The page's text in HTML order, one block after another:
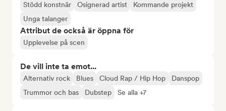
Stödd konstnär
Osignerad artist
Kommande projekt
Unga talanger
Attribut de också är öppna för
Upplevelse på scen
De vill inte ta emot...
Alternativ rock Blues Cloud Rap / Hip Hop
Danspop
Trummor och bas
Dubstep Se alla +7